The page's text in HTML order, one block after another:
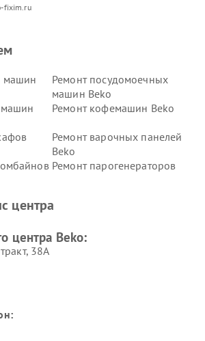
fixim.ru
машин
Ремонт посудомоечных
машин Beko
Ремонт кофемашин Beko
Ремонт варочных панелей
Beko
Ремонт парогенераторов
Beko Ремонт морозильных камер
центра
центра Beko:
38А